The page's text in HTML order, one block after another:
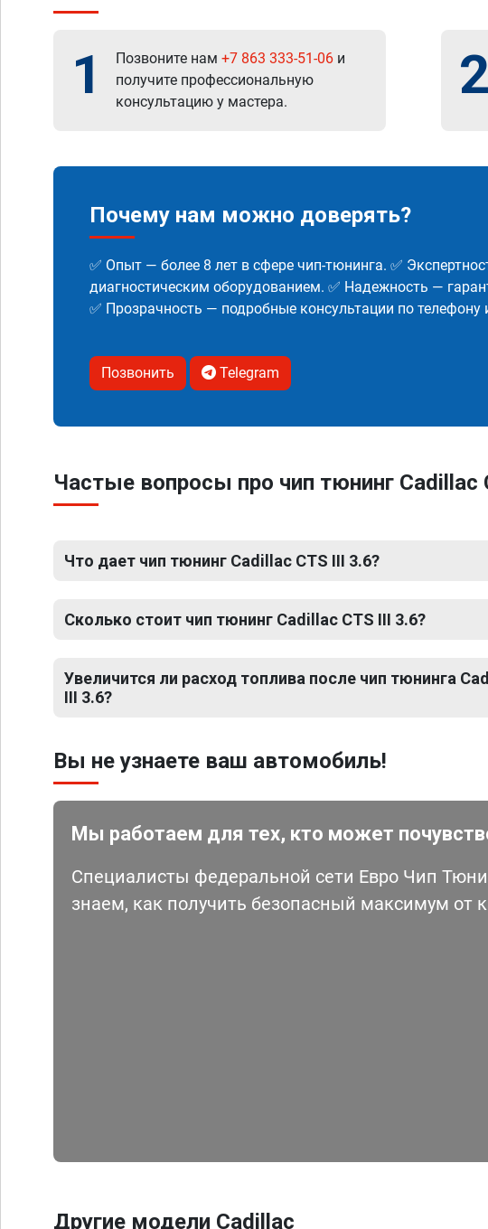
1 Позвоните нам +7 863 333-51-06 и
получите профессиональную
консультацию у мастера.
2
Почему нам можно доверять?
✅ Опыт — более 8 лет в сфере чип-тюнинга. ✅
диагностическим оборудованием. ✅ Надежность —
✅ Прозрачность — подробные консультации по
Позвонить Telegram
Частые вопросы про чип тюнинг Cadillac
Что дает чип тюнинг Cadillac CTS III 3.6?
Сколько стоит чип тюнинг Cadillac CTS III 3.6?
Увеличится ли расход топлива после чип тюнинга
III 3.6?
Вы не узнаете ваш автомобиль!
Мы работаем для тех, кто может
Специалисты федеральной сети Евро Чип
знаем, как получить безопасный максимум
Другие модели Cadillac